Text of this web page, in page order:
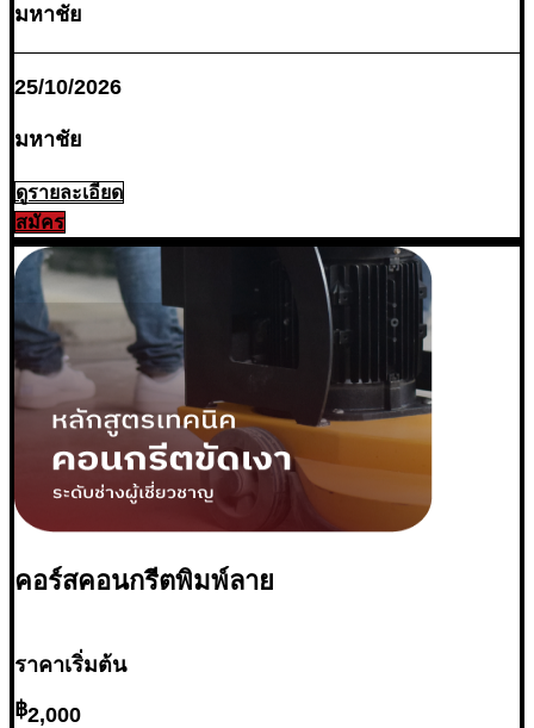
มหาชัย
25/10/2026
มหาชัย
ดูรายละเอียด
สมัคร
คอร์สคอนกรีตพิมพ์ลาย
ราคาเริ่มต้น
2,000